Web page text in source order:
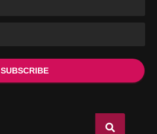
SUBSCRIBE